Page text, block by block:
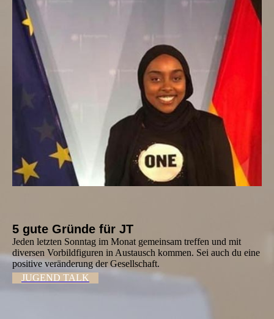
5 gute Gründe für JT
Jeden letzten Sonntag im Monat gemeinsam treffen und mit
diversen Vorbildfiguren in Austausch kommen. Sei auch du eine
positive veränderung der Gesellschaft.
JUGEND TALK